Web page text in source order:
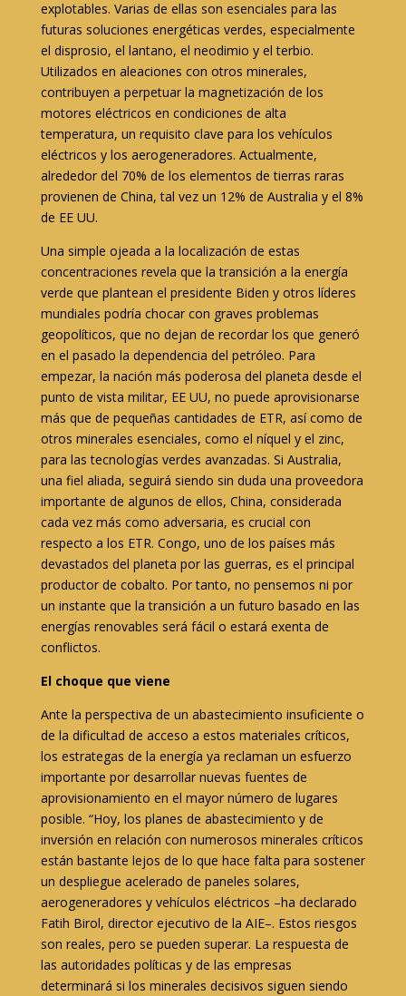
explotables. Varias de ellas son esenciales para las
futuras soluciones energéticas verdes, especialmente
el disprosio, el lantano, el neodimio y el terbio.
Utilizados en aleaciones con otros minerales,
contribuyen a perpetuar la magnetización de los
motores eléctricos en condiciones de alta
temperatura, un requisito clave para los vehículos
eléctricos y los aerogeneradores. Actualmente,
alrededor del 70% de los elementos de tierras raras
provienen de China, tal vez un 12% de Australia y el 8%
de EE UU.
Una simple ojeada a la localización de estas
concentraciones revela que la transición a la energía
verde que plantean el presidente Biden y otros líderes
mundiales podría chocar con graves problemas
geopolíticos, que no dejan de recordar los que generó
en el pasado la dependencia del petróleo. Para
empezar, la nación más poderosa del planeta desde el
punto de vista militar, EE UU, no puede aprovisionarse
más que de pequeñas cantidades de ETR, así como de
otros minerales esenciales, como el níquel y el zinc,
para las tecnologías verdes avanzadas. Si Australia,
una fiel aliada, seguirá siendo sin duda una proveedora
importante de algunos de ellos, China, considerada
cada vez más como adversaria, es crucial con
respecto a los ETR. Congo, uno de los países más
devastados del planeta por las guerras, es el principal
productor de cobalto. Por tanto, no pensemos ni por
un instante que la transición a un futuro basado en las
energías renovables será fácil o estará exenta de
conflictos.
El choque que viene
Ante la perspectiva de un abastecimiento insuficiente o
de la dificultad de acceso a estos materiales críticos,
los estrategas de la energía ya reclaman un esfuerzo
importante por desarrollar nuevas fuentes de
aprovisionamiento en el mayor número de lugares
posible. “Hoy, los planes de abastecimiento y de
inversión en relación con numerosos minerales críticos
están bastante lejos de lo que hace falta para sostener
un despliegue acelerado de paneles solares,
aerogeneradores y vehículos eléctricos –ha declarado
Fatih Birol, director ejecutivo de la AIE–. Estos riesgos
son reales, pero se pueden superar. La respuesta de
las autoridades políticas y de las empresas
determinará si los minerales decisivos siguen siendo